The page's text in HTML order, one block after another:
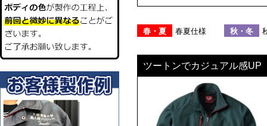
春・夏 春夏仕様 秋・冬
ツートンでカジュアル感UP
おしゃれ
名入れ